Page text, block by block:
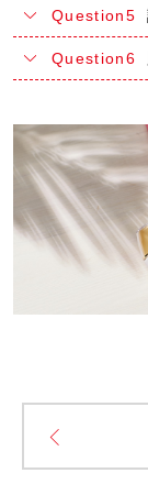
Question5
Question6